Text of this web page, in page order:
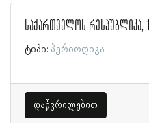
საქართველოს რესპუბლიკა,
ტიპი: პერიოდიკა
დაწვრილებით